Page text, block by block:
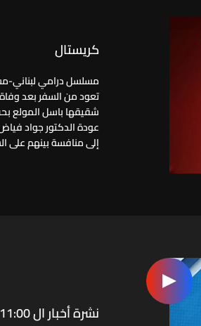
كريستال
مسلسل درامي لبناني-
تعود من السفر بعد وفاة
شقيقها باسل المولع
عودة الدكتور جواد
إلى منافسة بينهم على
نشرة أخبار ال 11:00